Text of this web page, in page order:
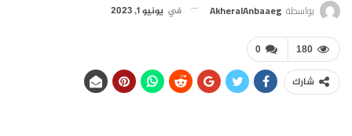
بواسطة AkheralAnbaaeg في يونيو 1, 2023
0 180
شارك